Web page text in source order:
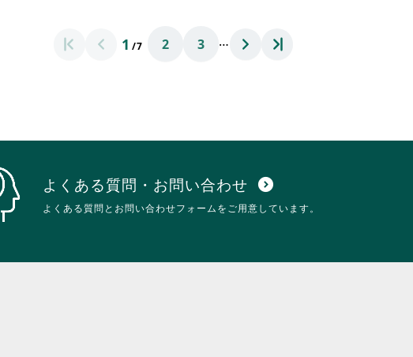
1 /7 2 3 …
よくある質問・お問い合わせ expand_circle_down
よくある質問とお問い合わせフォームをご用意しています。